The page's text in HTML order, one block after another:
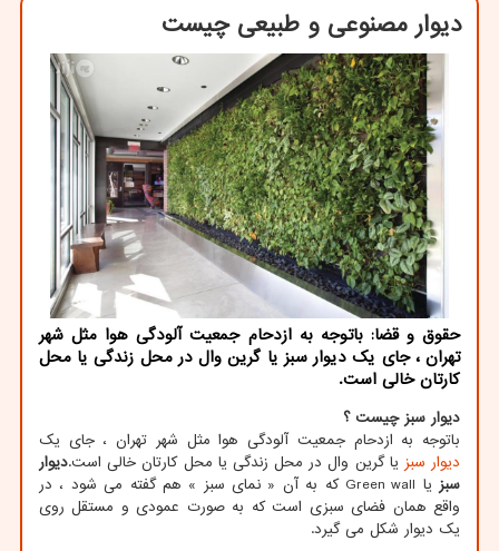
دیوار مصنوعی و طبیعی چیست
حقوق و قضا: باتوجه به ازدحام جمعیت آلودگی هوا مثل شهر
تهران ، جای یک دیوار سبز یا گرین وال در محل زندگی یا محل
کارتان خالی است.
دیوار سبز چیست ؟
باتوجه به ازدحام جمعیت آلودگی هوا مثل شهر تهران ، جای یک
دیوار سبز یا گرین وال در محل زندگی یا محل کارتان خالی است.دیوار
سبز یا Green wallکه به آن « نمای سبز » هم گفته می شود ، در
واقع همان فضای سبزی است که به صورت عمودی و مستقل روی
یک دیوار شکل می گیرد.